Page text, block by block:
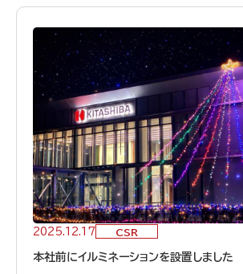
ています。 鉄道をご利用の皆さまや、地域を行き交う皆さま
にとって、少しでも「和み」や「明るさ」を
在となれば幸いです。 松川駅方面を通過
ひご覧ください。 これからも北芝電機は、地域のみなさまと
ともに歩む企業として、周辺環境の整備や
んでまいります。
2025.12.17 CSR
本社前にイルミネーションを設置しました